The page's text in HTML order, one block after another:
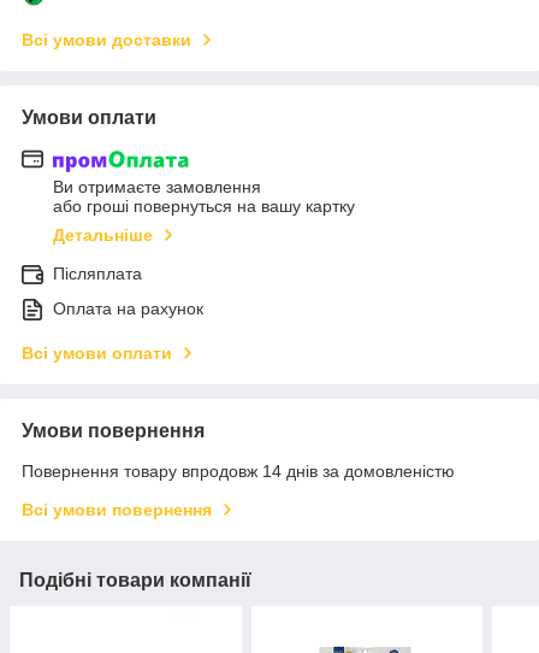
Всі умови доставки
Умови оплати
Ви отримаєте замовлення
або гроші повернуться на вашу картку
Детальніше
Післяплата
Оплата на рахунок
Всі умови оплати
Умови повернення
Повернення товару впродовж 14 днів за домовленістю
Всі умови повернення
Подібні товари компанії